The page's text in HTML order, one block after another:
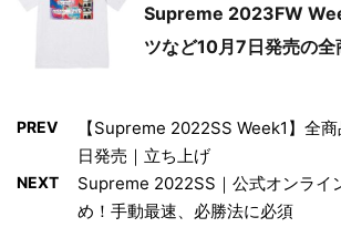
Supreme 2023FW
ツなど10月7日発売の全
PREV
【Supreme 2022SS Week1】全
日発売｜立ち上げ
NEXT
Supreme 2022SS｜公式オンライ
め！手動最速、必勝法に必須